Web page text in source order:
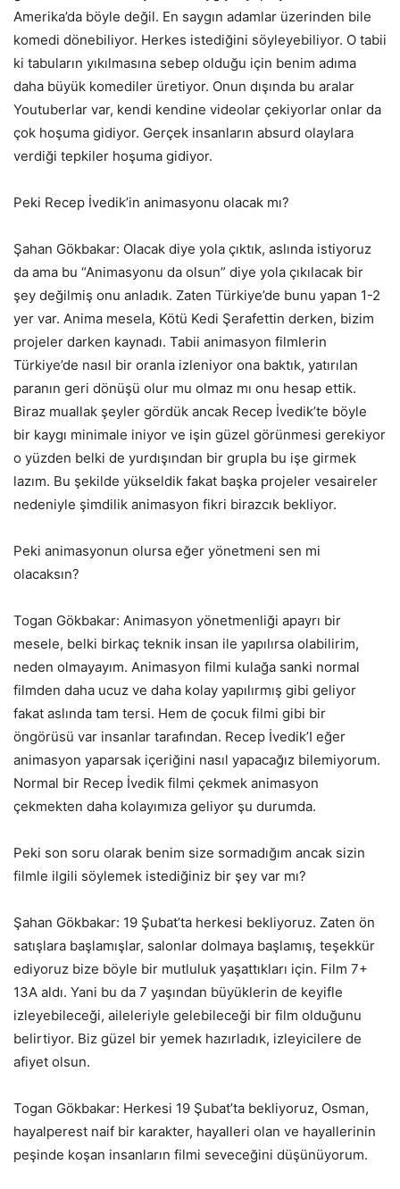
Amerika’da böyle değil. En saygın adamlar üzerinden bile
komedi dönebiliyor. Herkes istediğini söyleyebiliyor. O tabii
ki tabuların yıkılmasına sebep olduğu için benim adıma
daha büyük komediler üretiyor. Onun dışında bu aralar
Youtuberlar var, kendi kendine videolar çekiyorlar onlar da
çok hoşuma gidiyor. Gerçek insanların absurd olaylara
verdiği tepkiler hoşuma gidiyor.
Peki Recep İvedik’in animasyonu olacak mı?
Şahan Gökbakar: Olacak diye yola çıktık, aslında istiyoruz
da ama bu “Animasyonu da olsun” diye yola çıkılacak bir
şey değilmiş onu anladık. Zaten Türkiye’de bunu yapan 1-2
yer var. Anima mesela, Kötü Kedi Şerafettin derken, bizim
projeler darken kaynadı. Tabii animasyon filmlerin
Türkiye’de nasıl bir oranla izleniyor ona baktık, yatırılan
paranın geri dönüşü olur mu olmaz mı onu hesap ettik.
Biraz muallak şeyler gördük ancak Recep İvedik’te böyle
bir kaygı minimale iniyor ve işin güzel görünmesi gerekiyor
o yüzden belki de yurdışından bir grupla bu işe girmek
lazım. Bu şekilde yükseldik fakat başka projeler vesaireler
nedeniyle şimdilik animasyon fikri birazcık bekliyor.
Peki animasyonun olursa eğer yönetmeni sen mi
olacaksın?
Togan Gökbakar: Animasyon yönetmenliği apayrı bir
mesele, belki birkaç teknik insan ile yapılırsa olabilirim,
neden olmayayım. Animasyon filmi kulağa sanki normal
filmden daha ucuz ve daha kolay yapılırmış gibi geliyor
fakat aslında tam tersi. Hem de çocuk filmi gibi bir
öngörüsü var insanlar tarafından. Recep İvedik’I eğer
animasyon yaparsak içeriğini nasıl yapacağız bilemiyorum.
Normal bir Recep İvedik filmi çekmek animasyon
çekmekten daha kolayımıza geliyor şu durumda.
Peki son soru olarak benim size sormadığım ancak sizin
filmle ilgili söylemek istediğiniz bir şey var mı?
Şahan Gökbakar: 19 Şubat’ta herkesi bekliyoruz. Zaten ön
satışlara başlamışlar, salonlar dolmaya başlamış, teşekkür
ediyoruz bize böyle bir mutluluk yaşattıkları için. Film 7+
13A aldı. Yani bu da 7 yaşından büyüklerin de keyifle
izleyebileceği, aileleriyle gelebileceği bir film olduğunu
belirtiyor. Biz güzel bir yemek hazırladık, izleyicilere de
afiyet olsun.
Togan Gökbakar: Herkesi 19 Şubat’ta bekliyoruz, Osman,
hayalperest naif bir karakter, hayalleri olan ve hayallerinin
peşinde koşan insanların filmi seveceğini düşünüyorum.